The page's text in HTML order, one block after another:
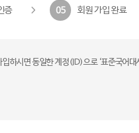
증 05 회원 가입 완료
하시면 동일한 계정(ID)으로 ‘표준국어대